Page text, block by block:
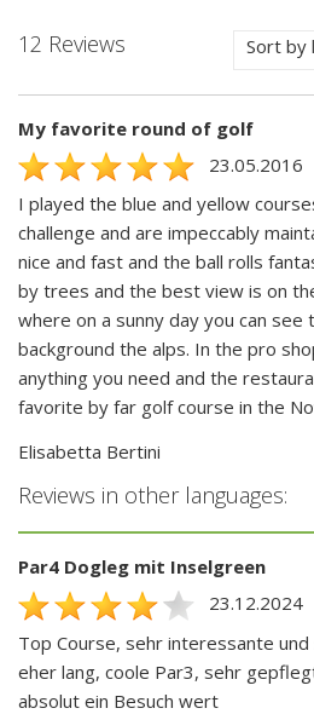
12 Reviews Sort by
My favorite round of golf
23.05.2016
I played the blue and yellow
challenge and are impeccably
nice and fast and the ball rolls
by trees and the best view is on
where on a sunny day you can see
background the alps. In the pro
anything you need and the
favorite by far golf course in the
Elisabetta Bertini
Reviews in other languages:
Par4 Dogleg mit Inselgreen
23.12.2024
Top Course, sehr interessante
eher lang, coole Par3, sehr
absolut ein Besuch wert